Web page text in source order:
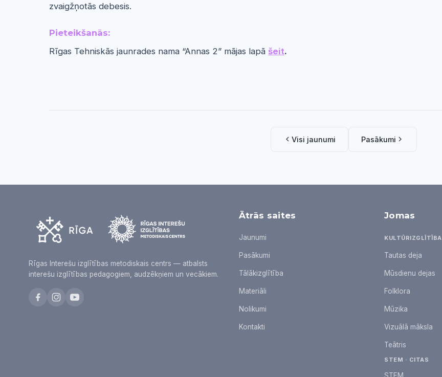
zvaigžņotās debesis.
Pieteikšanās:
Rīgas Tehniskās jaunrades nama “Annas 2” mājas lapā šeit.
Visi jaunumi Pasākumi
Rīgas Interešu izglītības metodiskais centrs — atbalsts
interešu izglītības pedagogiem, audzēkņiem un vecākiem.
Ātrās saites
Jaunumi
Pasākumi
Tālākizglītība
Materiāli
Nolikumi
Kontakti
Jomas
KULTŪRIZGLĪTĪBA
Tautas deja
Mūsdienu dejas
Folklora
Mūzika
Vizuālā māksla
Teātris
STEM · CITAS